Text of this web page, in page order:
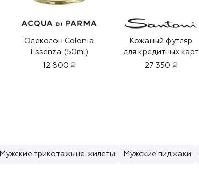
Одеколон Colonia
Essenza (50ml)
12 800 ₽
Кожаный футляр
для кредитных карт
27 350 ₽
Мужские трикотажыне жилеты Мужские пиджаки